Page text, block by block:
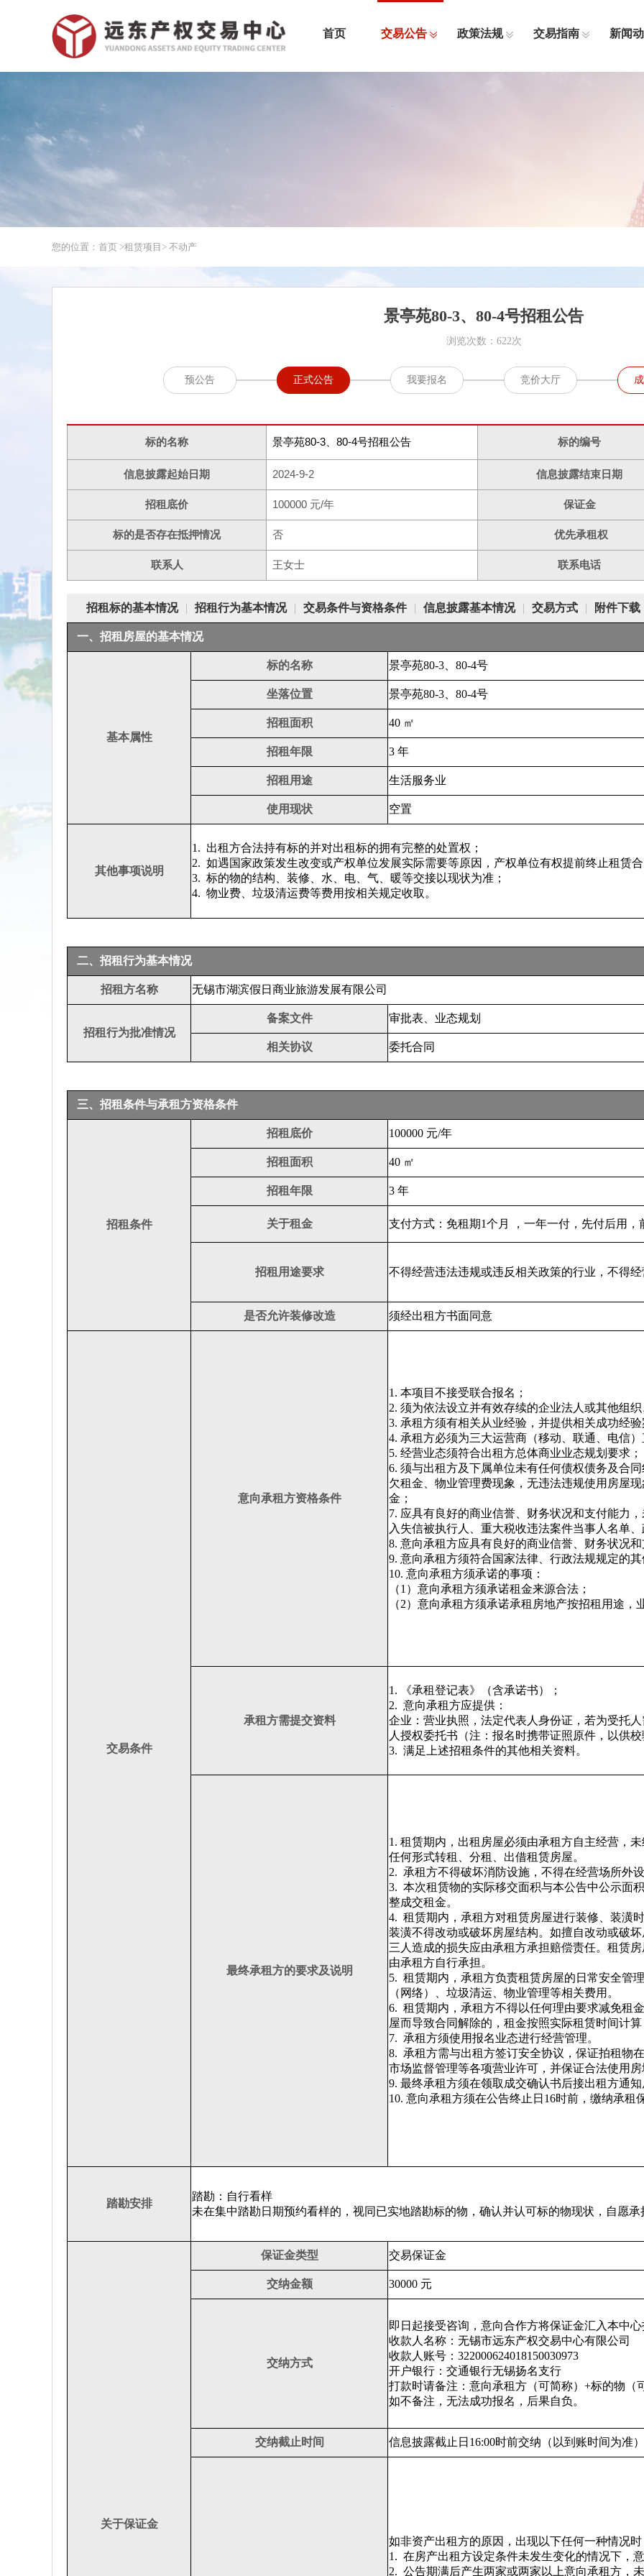
首页 交易公告 政策法规 交易指南 新闻
您的位置：首页 >租赁项目 > 不动产
景亭苑80-3、80-4号招租公告
浏览次数：622次
预公告 正式公告 我要报名 竞价大厅
标的名称 景亭苑80-3、80-4号招租公告 标的编号
信息披露起始日期 2024-9-2 信息披露结束日期
招租底价 100000 元/年 保证金
标的是否存在抵押情况 否 优先承租权
联系人 王女士 联系电话
招租标的基本情况 | 招租行为基本情况 | 交易条件与资格条件 | 信息披露基本情况 | 交易方式 | 附件下载
一、招租房屋的基本情况
基本属性
标的名称 景亭苑80-3、80-4号
坐落位置 景亭苑80-3、80-4号
招租面积 40 ㎡
招租年限 3 年
招租用途 生活服务业
使用现状 空置
其他事项说明
1. 出租方合法持有标的并对出租标的拥有完整的处置权；
2. 如遇国家政策发生改变或产权单位发展实际需要等原因，产权单位有权提前终止租赁
3. 标的物的结构、装修、水、电、气、暖等交接以现状为准；
4. 物业费、垃圾清运费等费用按相关规定收取。
二、招租行为基本情况
招租方名称 无锡市湖滨假日商业旅游发展有限公司
招租行为批准情况
备案文件 审批表、业态规划
相关协议 委托合同
三、招租条件与承租方资格条件
招租条件
招租底价 100000 元/年
招租面积 40 ㎡
招租年限 3 年
关于租金 支付方式：免租期1个月 ，一年一付，先付后用，
招租用途要求 不得经营违法违规或违反相关政策的行业，不得
是否允许装修改造 须经出租方书面同意
交易条件
意向承租方资格条件
1. 本项目不接受联合报名；
2. 须为依法设立并有效存续的企业法人或其他组
3. 承租方须有相关从业经验，并提供相关成功经
4. 承租方必须为三大运营商（移动、联通、电信
5. 经营业态须符合出租方总体商业业态规划要求；
6. 须与出租方及下属单位未有任何债权债务及合
欠租金、物业管理费现象，无违法违规使用房屋
金；
7. 应具有良好的商业信誉、财务状况和支付能力
入失信被执行人、重大税收违法案件当事人名单
8. 意向承租方应具有良好的商业信誉、财务状况
9. 意向承租方须符合国家法律、行政法规规定的
10. 意向承租方须承诺的事项：
（1）意向承租方须承诺租金来源合法；
（2）意向承租方须承诺承租房地产按招租用途
承租方需提交资料
1. 《承租登记表》（含承诺书）；
2. 意向承租方应提供：
企业：营业执照，法定代表人身份证，若为受托
人授权委托书（注：报名时携带证照原件，以供
3. 满足上述招租条件的其他相关资料。
最终承租方的要求及说明
1. 租赁期内，出租房屋必须由承租方自主经营，
任何形式转租、分租、出借租赁房屋。
2. 承租方不得破坏消防设施，不得在经营场所外
3. 本次租赁物的实际移交面积与本公告中公示面
整成交租金。
4. 租赁期内，承租方对租赁房屋进行装修、装潢
装潢不得改动或破坏房屋结构。如擅自改动或破
三人造成的损失应由承租方承担赔偿责任。租赁
由承租方自行承担。
5. 租赁期内，承租方负责租赁房屋的日常安全管
（网络）、垃圾清运、物业管理等相关费用。
6. 租赁期内，承租方不得以任何理由要求减免租
屋而导致合同解除的，租金按照实际租赁时间计
7. 承租方须使用报名业态进行经营管理。
8. 承租方需与出租方签订安全协议，保证拍租物
市场监督管理等各项营业许可，并保证合法使用
9. 最终承租方须在领取成交确认书后接出租方通
10. 意向承租方须在公告终止日16时前，缴纳承租
踏勘安排
踏勘：自行看样
未在集中踏勘日期预约看样的，视同已实地踏勘标的物，确认并认可标的物现状，自愿
关于保证金
保证金类型 交易保证金
交纳金额 30000 元
交纳方式
即日起接受咨询，意向合作方将保证金汇入本中
收款人名称：无锡市远东产权交易中心有限公司
收款人账号：322000624018150030973
开户银行：交通银行无锡扬名支行
打款时请备注：意向承租方（可简称）+标的物（
如不备注，无法成功报名，后果自负。
交纳截止时间 信息披露截止日16:00时前交纳（以到账时间为准）
如非资产出租方的原因，出现以下任何一种情况
1. 在房产出租方设定条件未发生变化的情况下，
2. 公告期满后产生两家或两家以上意向承租方，